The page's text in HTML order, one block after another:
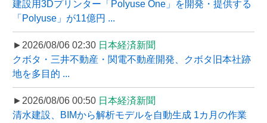
建設用3Dプリンター「Polyuse One」を開発・提供する
「Polyuse」が11億円 ...
►2026/08/06 02:30 日本経済新聞
クボタ・三井不動産・関電不動産開発、クボタ旧本社跡
地を多目的 ...
►2026/08/06 00:50 日本経済新聞
清水建設、BIMから解析モデルを自動生成 1カ月の作業